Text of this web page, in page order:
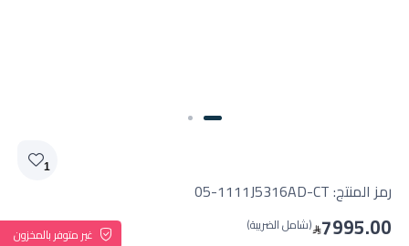
1
رمز المنتج:05-1111J5316AD-CT
غير متوفر بالمخزون 7995.00 (شامل الضريبة)